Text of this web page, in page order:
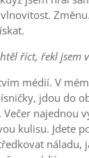
říct, řekl
médií. V
jdou do
kulisu. Jdete